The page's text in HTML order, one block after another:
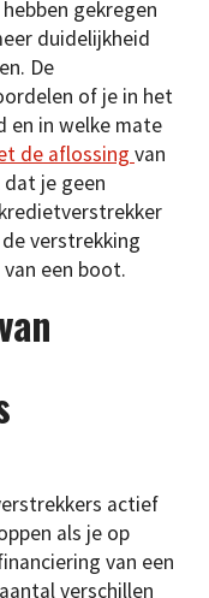
gekregen
duidelijkheid
De
of je in het
en in welke mate
de aflossing van
je geen
verstrekking
een boot.
actief
als je op
van een
verschillen